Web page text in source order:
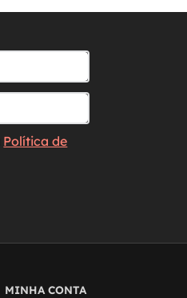
Política de
MINHA CONTA